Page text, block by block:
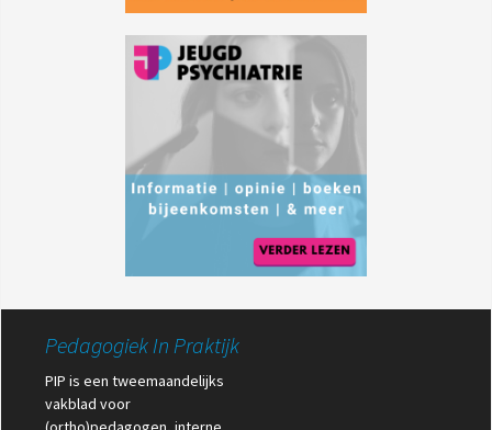
Pedagogiek In Praktijk
PIP is een tweemaandelijks
vakblad voor